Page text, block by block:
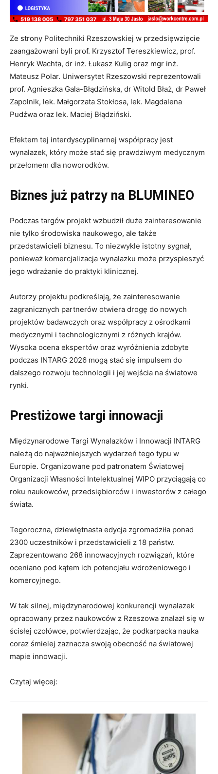
Ze strony Politechniki Rzeszowskiej w przedsięwzięcie
zaangażowani byli prof. Krzysztof Tereszkiewicz, prof.
Henryk Wachta, dr inż. Łukasz Kulig oraz mgr inż.
Mateusz Polar. Uniwersytet Rzeszowski reprezentowali
prof. Agnieszka Gala-Błądzińska, dr Witold Błaż, dr Paweł
Zapolnik, lek. Małgorzata Stokłosa, lek. Magdalena
Pudźwa oraz lek. Maciej Błądziński.
Efektem tej interdyscyplinarnej współpracy jest
wynalazek, który może stać się prawdziwym medycznym
przełomem dla noworodków.
Biznes już patrzy na BLUMINEO
Podczas targów projekt wzbudził duże zainteresowanie
nie tylko środowiska naukowego, ale także
przedstawicieli biznesu. To niezwykle istotny sygnał,
ponieważ komercjalizacja wynalazku może przyspieszyć
jego wdrażanie do praktyki klinicznej.
Autorzy projektu podkreślają, że zainteresowanie
zagranicznych partnerów otwiera drogę do nowych
projektów badawczych oraz współpracy z ośrodkami
medycznymi i technologicznymi z różnych krajów.
Wysoka ocena ekspertów oraz wyróżnienia zdobyte
podczas INTARG 2026 mogą stać się impulsem do
dalszego rozwoju technologii i jej wejścia na światowe
rynki.
Prestiżowe targi innowacji
Międzynarodowe Targi Wynalazków i Innowacji INTARG
należą do najważniejszych wydarzeń tego typu w
Europie. Organizowane pod patronatem Światowej
Organizacji Własności Intelektualnej WIPO przyciągają co
roku naukowców, przedsiębiorców i inwestorów z całego
świata.
Tegoroczna, dziewiętnasta edycja zgromadziła ponad
2300 uczestników i przedstawicieli z 18 państw.
Zaprezentowano 268 innowacyjnych rozwiązań, które
oceniano pod kątem ich potencjału wdrożeniowego i
komercyjnego.
W tak silnej, międzynarodowej konkurencji wynalazek
opracowany przez naukowców z Rzeszowa znalazł się w
ścisłej czołówce, potwierdzając, że podkarpacka nauka
coraz śmielej zaznacza swoją obecność na światowej
mapie innowacji.
Czytaj więcej: